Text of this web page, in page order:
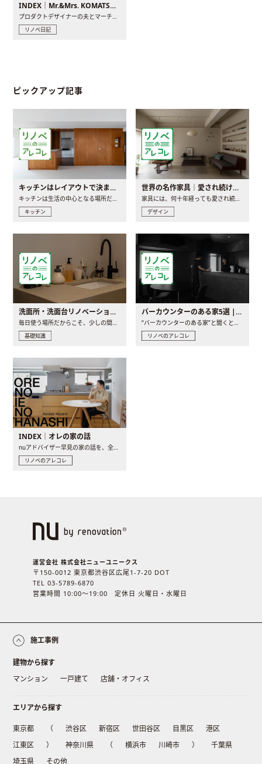
INDEX｜Mr.&Mrs. KOMATSU renovation diary
プロダクトデザイナーの夫とマーチャンダイザーの妻が、夫婦で..
リノベ日記
ピックアップ記事
キッチンはレイアウトで決まる。後悔しないための考え方と選び方
キッチン
世界の名作家具｜愛され続ける理由と一生モノとの出会い方
デザイン
洗面所・洗面台リノベーションの事例と間取りアイデア
毎日使う場所だからこそ、少しの間取りの工夫や素材の選び方で..
基礎知識
バーカウンターのある家5選 | 日常に馴染む“距離の近い”キッチンとは
“バーカウンターのある家”と聞くと、少し特別な、大人のための..
リノベのアレコレ
INDEX｜オレの家の話
nuアドバイザー早見の家の話を、全4話でお届け。リノベーションを..
リノベのアレコレ
運営会社 株式会社ニューユニークス
〒150-0012 東京都渋谷区広尾1-7-20 DOT
TEL 03-5789-6870
営業時間 10:00〜19:00 定休日 火曜日・水曜日
施工事例
建物から探す
マンション
一戸建て 店舗・オフィス
エリアから探す
東京都 （ 渋谷区 新宿区 世田谷区 目黒区
港区
江東区
） 神奈川県 （ 横浜市 川崎市 ）
千葉県
埼玉県
その他